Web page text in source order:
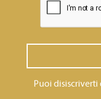
Puoi disiscriverti